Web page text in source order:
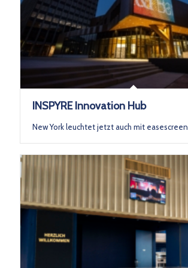
INSPYRE Innovation Hub
New York leuchtet jetzt auch mit easescreen